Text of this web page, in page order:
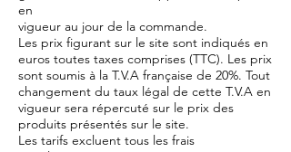
en
vigueur au jour de la commande.
Les prix figurant sur le site sont indiqués en
euros toutes taxes comprises (TTC). Les prix
sont soumis à la T.V.A française de 20%. Tout
changement du taux légal de cette T.V.A en
vigueur sera répercuté sur le prix des
produits présentés sur le site.
Les tarifs excluent tous les frais